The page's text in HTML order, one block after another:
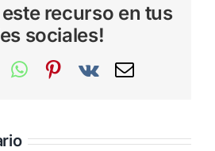
recurso en tus
sociales!
WhatsAppPinterest
Vk
Correo